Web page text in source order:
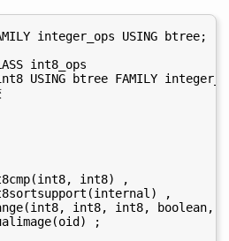
FAMILY integer_ops USING btree;
int8_ops
int8 USING btree FAMILY
int8) ,
,
int8, int8, boolean,
;